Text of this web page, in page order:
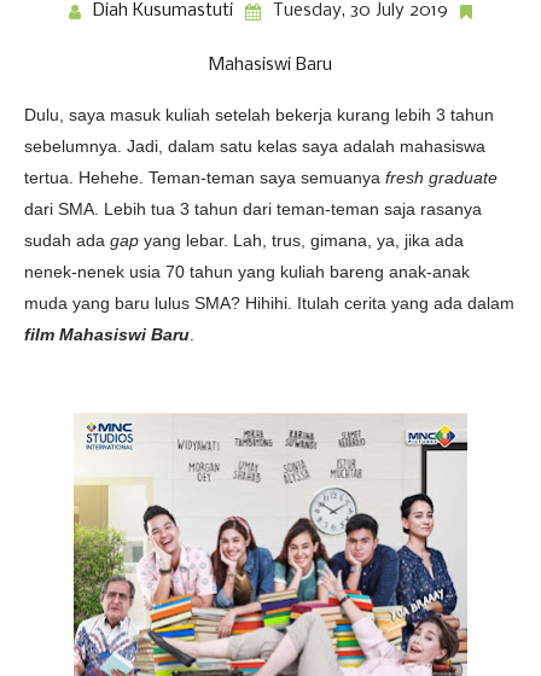
Diah Kusumastuti Tuesday, 30 July 2019
Mahasiswi Baru
Dulu, saya masuk kuliah setelah bekerja kurang lebih 3 tahun
sebelumnya. Jadi, dalam satu kelas saya adalah mahasiswa
tertua. Hehehe. Teman-teman saya semuanya fresh graduate
dari SMA. Lebih tua 3 tahun dari teman-teman saja rasanya
sudah ada gap yang lebar. Lah, trus, gimana, ya, jika ada
nenek-nenek usia 70 tahun yang kuliah bareng anak-anak
muda yang baru lulus SMA? Hihihi. Itulah cerita yang ada dalam
film Mahasiswi Baru